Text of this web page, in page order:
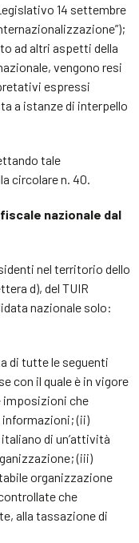
14 settembre
ad altri aspetti della
vengono resi
espressi
a istanze di interpello
tale
circolare n. 40.
nazionale dal
nel territorio dello
d), del TUIR
nazionale solo:
di tutte le seguenti
con il quale è in vigore
imposizioni che
informazioni; (ii)
di un’attività
(iii)
organizzazione
che
alla tassazione di